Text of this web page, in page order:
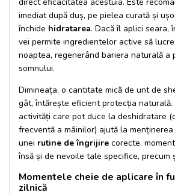
imediat după duș, pe pielea curată și
închide hidratarea. Dacă îl aplici seara,
vei permite ingredientelor active să
noaptea, regenerând bariera naturală a
somnului.
Dimineața, o cantitate mică de unt de
gât, întărește eficient protecția
activități care pot duce la deshidratare
frecventă a mâinilor) ajută la menținerea
unei rutine de îngrijire corecte,
însă și de nevoile tale specifice, precum
Momentele cheie de aplicare în
zilnică